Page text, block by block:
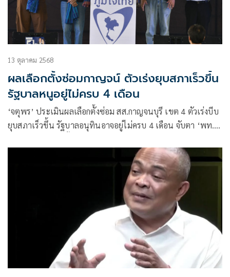
13 ตุลาคม 2568
ผลเลือกตั้งซ่อมกาญจน์ ตัวเร่งยุบสภาเร็วขึ้น
รัฐบาลหนูอยู่ไม่ครบ 4 เดือน
‘จตุพร’ ประเมินผลเลือกตั้งซ่อม สส.กาญจนบุรี เขต 4 ตัวเร่งบีบ
ยุบสภาเร็วขึ้น รัฐบาลอนุทินอาจอยู่ไม่ครบ 4 เดือน จับตา ‘พท.’